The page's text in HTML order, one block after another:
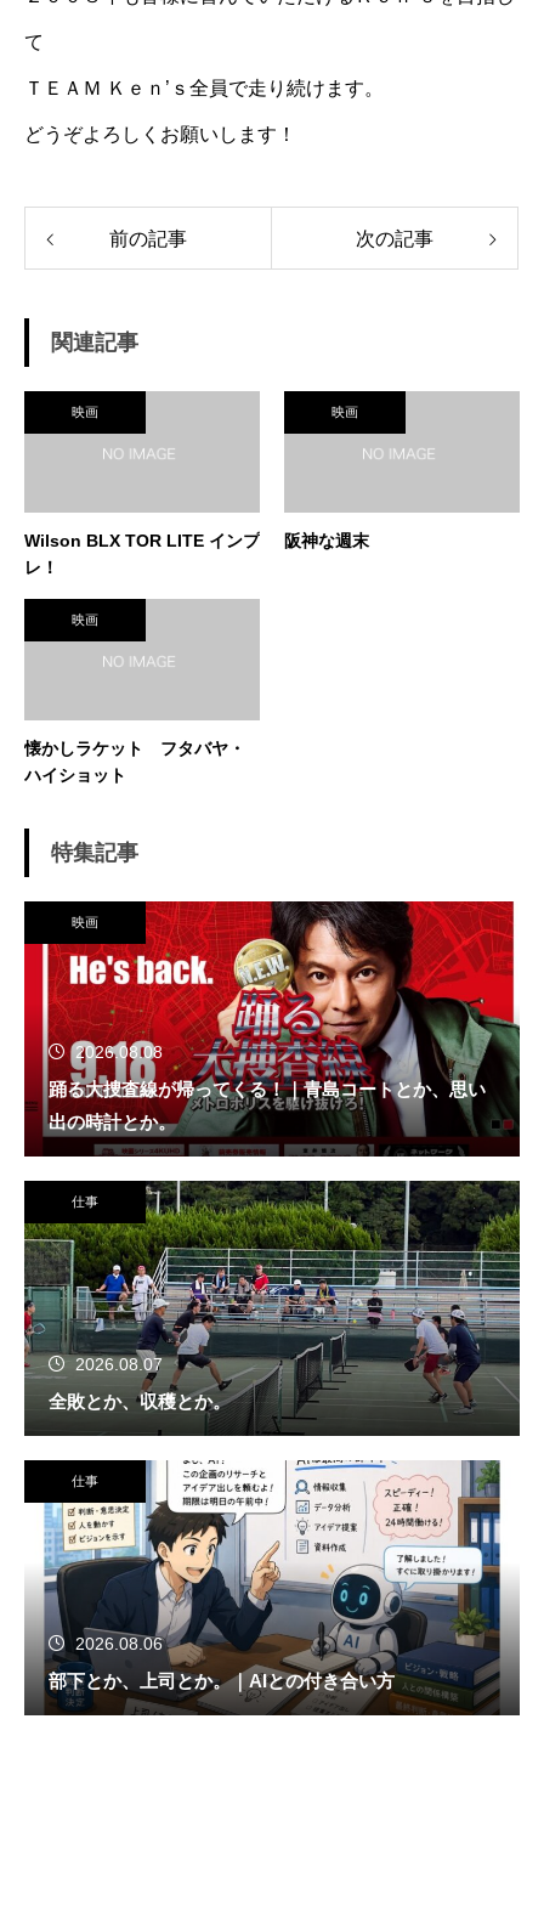
て
ＴＥＡＭ Ｋｅｎ’ｓ全員で走り続けます。
どうぞよろしくお願いします！
前の記事 次の記事
関連記事
映画
Wilson BLX TOR LITE インプ
レ！
映画
阪神な週末
映画
懐かしラケット フタバヤ・
ハイショット
特集記事
映画
2026.08.08
踊る大捜査線が帰ってくる！｜青島コートとか、思い
出の時計とか。
仕事
2026.08.07
全敗とか、収穫とか。
仕事
2026.08.06
部下とか、上司とか。｜AIとの付き合い方